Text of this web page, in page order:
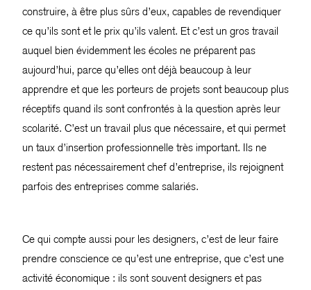
construire, à être plus sûrs d’eux, capables de revendiquer
ce qu’ils sont et le prix qu’ils valent. Et c’est un gros travail
auquel bien évidemment les écoles ne préparent pas
aujourd’hui, parce qu’elles ont déjà beaucoup à leur
apprendre et que les porteurs de projets sont beaucoup plus
réceptifs quand ils sont confrontés à la question après leur
scolarité. C’est un travail plus que nécessaire, et qui permet
un taux d’insertion professionnelle très important. Ils ne
restent pas nécessairement chef d’entreprise, ils rejoignent
parfois des entreprises comme salariés.
Ce qui compte aussi pour les designers, c’est de leur faire
prendre conscience ce qu’est une entreprise, que c’est une
activité économique : ils sont souvent designers et pas